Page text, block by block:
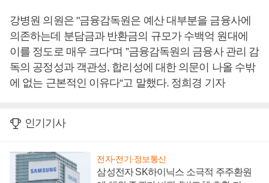
강병원 의원은 "금융감독원은 예산 대부분을 금융사에
의존하는데 분담금과 반환금의 규모가 수백억 원대에
이를 정도로 매우 크다“며 ”금융감독원의 금융사 관리 감
독의 공정성과 객관성, 합리성에 대한 의문이 나올 수밖
에 없는 근본적인 이유다“고 말했다. 정희경 기자
인기기사
전자·전기·정보통신
삼성전자 SK하이닉스 소극적 주주환원